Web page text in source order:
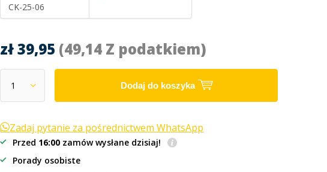
CK-25-06
zł 39,95 (49,14 Z podatkiem)
Dodaj do koszyka
Zadaj pytanie za pośrednictwem WhatsApp
Przed 16:00 zamów wysłane dzisiaj!
Porady osobiste